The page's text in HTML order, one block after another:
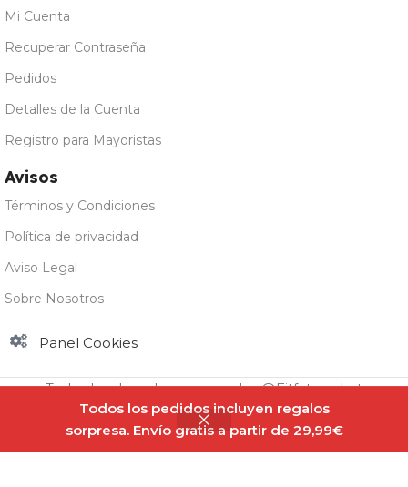
Todos los pedidos incluyen regalos
sorpresa. Envío gratis a partir de 29,99€
Mi Cuenta
Recuperar Contraseña
Pedidos
Detalles de la Cuenta
Registro para Mayoristas
Avisos
Términos y Condiciones
Política de privacidad
Aviso Legal
Sobre Nosotros
Panel Cookies
Todos los derechos reservados @Fitfatmarket